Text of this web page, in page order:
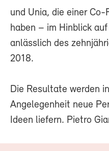
und Unia, die einer
haben – im Hinblick
anlässlich des
2018.
Die Resultate werden
Angelegenheit neue
Ideen liefern. Pietro